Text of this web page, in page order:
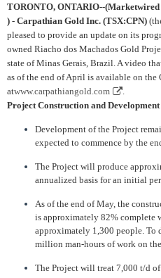
TORONTO, ONTARIO--(Marketwired
) - Carpathian Gold Inc. (TSX:CPN)
pleased to provide an update on its
owned Riacho dos Machados Gold
state of Minas Gerais, Brazil. A video
as of the end of April is available on the
atwww.carpathiangold.com
Project Construction and Development
Development of the Project
expected to commence by the
The Project will produce
annualized basis for an initial
As of the end of May, the
is approximately 82% complete
approximately 1,300 people. To
million man-hours of work on
The Project will treat 7,000 t/d